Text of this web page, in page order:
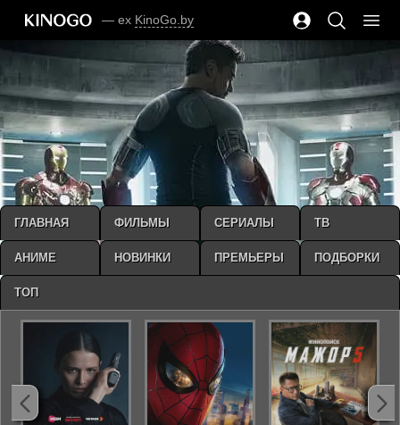
— ex KinoGo.by
ГЛАВНАЯ ФИЛЬМЫ СЕРИАЛЫ ТВ
АНИМЕ НОВИНКИ ПРЕМЬЕРЫ ПОДБОРКИ
ТОП